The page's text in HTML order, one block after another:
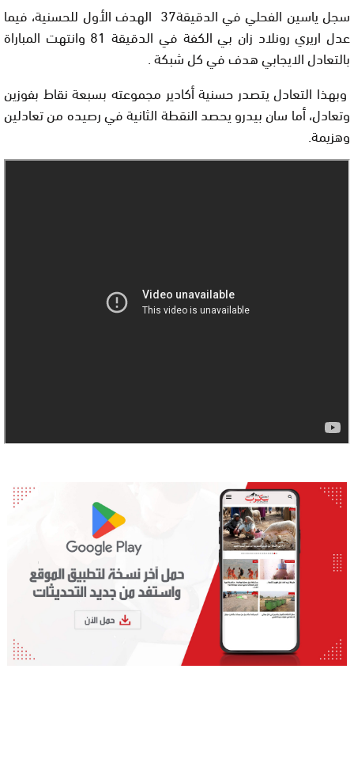
سجل ياسين الفحلي في الدقيقة37 الهدف الأول للحسنية، فيما
عدل اريري رونلاد زان بي الكفة في الدقيقة 81 وانتهت المباراة
بالتعادل الايجابي هدف في كل شبكة .
وبهذا التعادل يتصدر حسنية أكادير مجموعته بسبعة نقاط بفوزين
وتعادل، أما سان بيدرو يحصد النقطة الثانية في رصيده من تعادلين
وهزيمة.